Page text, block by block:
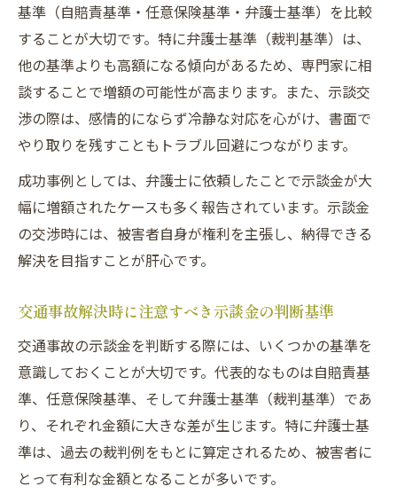
基準（自賠責基準・任意保険基準・弁護士基準）を比較
することが大切です。特に弁護士基準（裁判基準）は、
他の基準よりも高額になる傾向があるため、専門家に相
談することで増額の可能性が高まります。また、示談交
渉の際は、感情的にならず冷静な対応を心がけ、書面で
やり取りを残すこともトラブル回避につながります。
成功事例としては、弁護士に依頼したことで示談金が大
幅に増額されたケースも多く報告されています。示談金
の交渉時には、被害者自身が権利を主張し、納得できる
解決を目指すことが肝心です。
交通事故解決時に注意すべき示談金の判断基準
交通事故の示談金を判断する際には、いくつかの基準を
意識しておくことが大切です。代表的なものは自賠責基
準、任意保険基準、そして弁護士基準（裁判基準）であ
り、それぞれ金額に大きな差が生じます。特に弁護士基
準は、過去の裁判例をもとに算定されるため、被害者に
とって有利な金額となることが多いです。